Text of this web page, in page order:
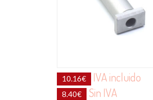
10.16€ IVA incluido
8.40€ Sin IVA